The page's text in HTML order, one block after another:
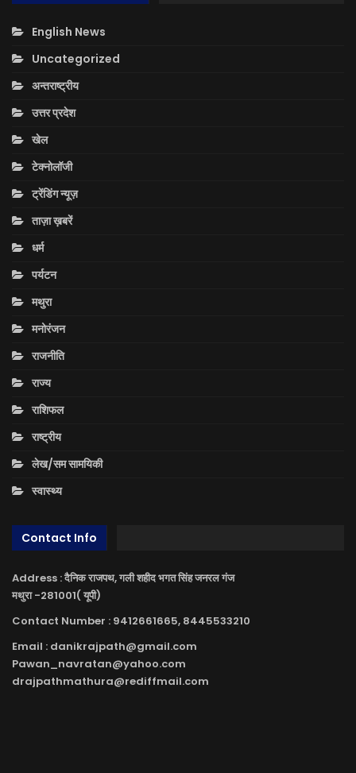
English News
Uncategorized
अन्तराष्ट्रीय
उत्तर प्रदेश
खेल
टेक्नोलॉजी
ट्रेंडिंग न्यूज़
ताज़ा ख़बरें
धर्म
पर्यटन
मथुरा
मनोरंजन
राजनीति
राज्य
राशिफल
राष्ट्रीय
लेख/सम सामयिकी
स्वास्थ्य
Contact Info
Address : दैनिक राजपथ, गली शहीद भगत सिंह जनरल गंज
मथुरा -281001( यूपी)
Contact Number : 9412661665, 8445533210
Email : danikrajpath@gmail.com
Pawan_navratan@yahoo.com
drajpathmathura@rediffmail.com